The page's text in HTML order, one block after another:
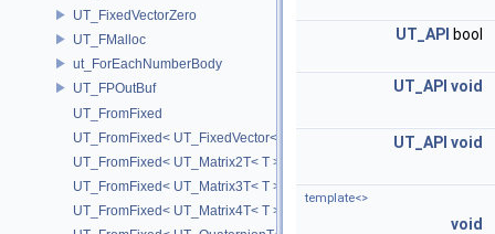
UT_FixedVectorZero
UT_FMalloc
ut_ForEachNumberBody
UT_FPOutBuf
UT_FromFixed
UT_FromFixed< UT_FixedVector< T, D > >
UT_FromFixed< UT_Matrix2T< T > >
UT_FromFixed< UT_Matrix3T< T > >
UT_FromFixed< UT_Matrix4T< T > >
UT_API bool
UT_API void
UT_API void
template<>
void